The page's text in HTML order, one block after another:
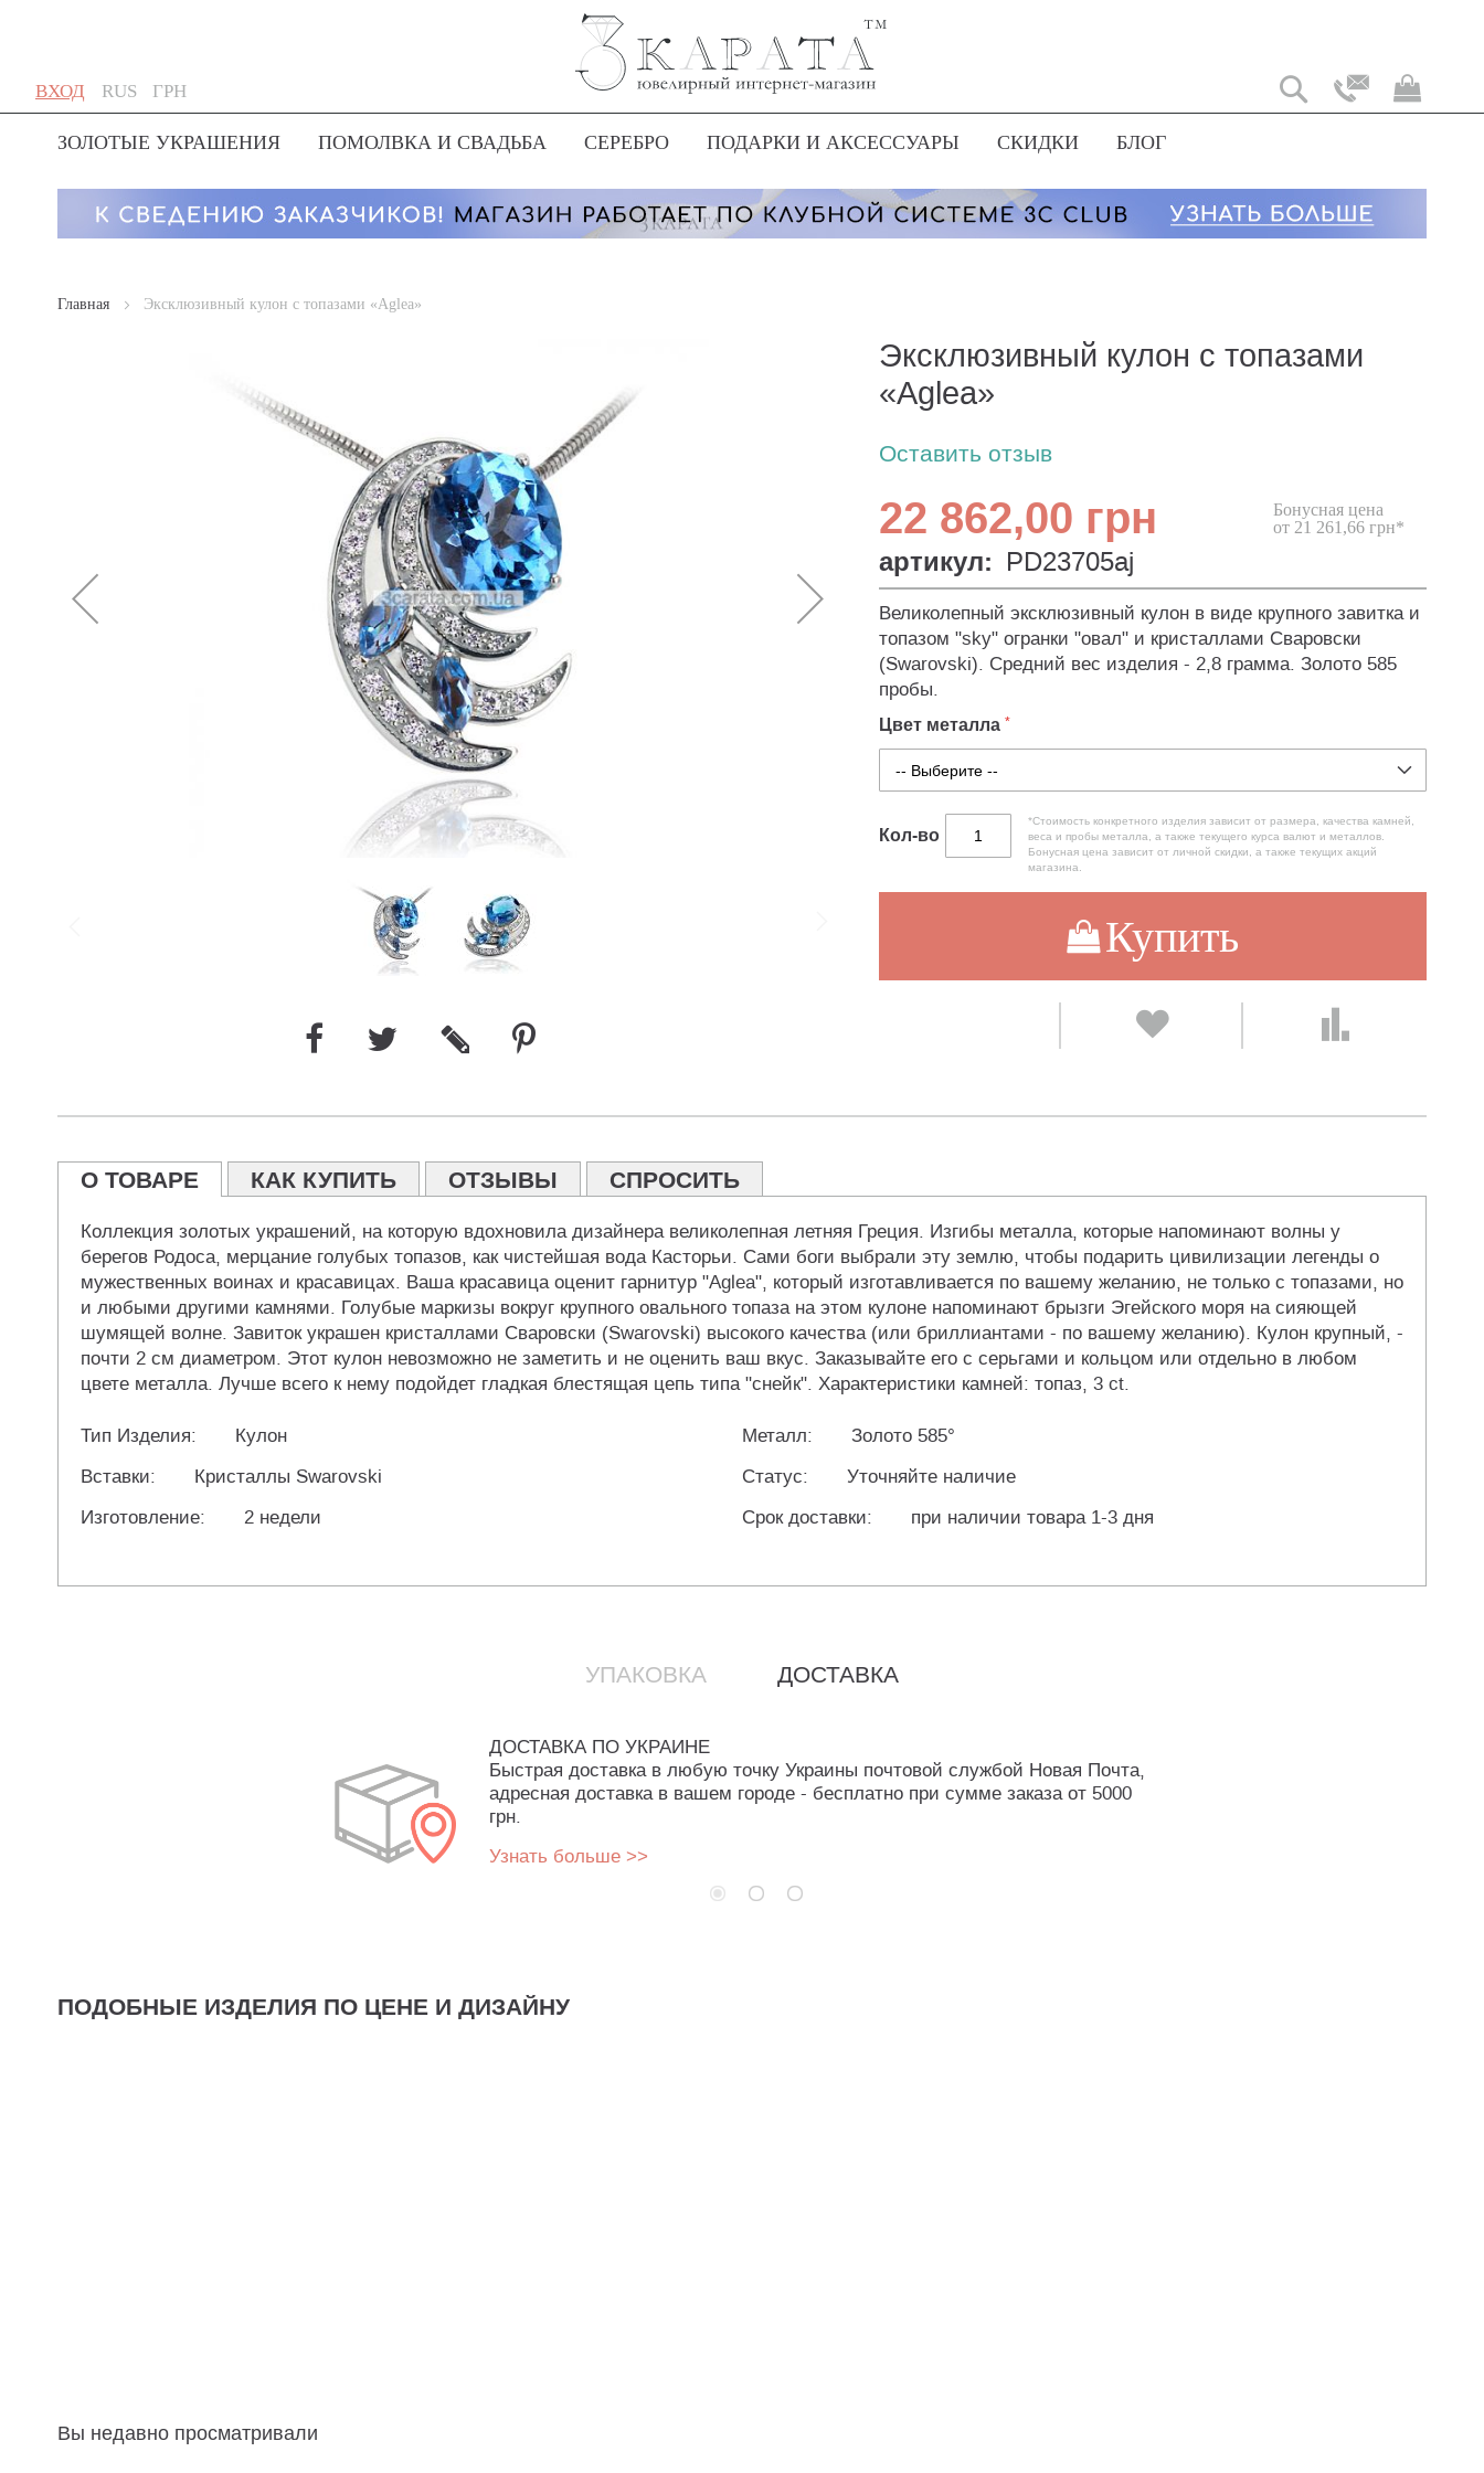
ВХОД
Skip
to
Content
Язык
RUS
Моя
Валюта
ГРН
ЗОЛОТЫЕ УКРАШЕНИЯ ПОМОЛВКА И СВАДЬБА СЕРЕБРО ПОДАРКИ И АКСЕССУАРЫ СКИДКИ БЛОГ
Главная Эксклюзивный кулон с топазами «Aglea»
Эксклюзивный кулон с топазами
«Aglea»
Оставить отзыв
22 862,00 грн
Бонусная цена
от 21 261,66 грн*
артикул: PD23705aj
Великолепный эксклюзивный кулон в виде крупного завитка и
топазом "sky" огранки "овал" и кристаллами Сваровски
(Swarovski). Средний вес изделия - 2,8 грамма. Золото 585
пробы.
Цвет металла
Кол-во
*Стоимость конкретного изделия зависит от размера, качества камней,
веса и пробы металла, а также текущего курса валют и металлов.
Бонусная цена зависит от личной скидки, а также текущих акций
магазина.
Купить
О ТОВАРЕ КАК КУПИТЬ ОТЗЫВЫ СПРОСИТЬ
Коллекция золотых украшений, на которую вдохновила дизайнера великолепная летняя Греция. Изгибы металла, которые напоминают волны у
берегов Родоса, мерцание голубых топазов, как чистейшая вода Касторьи. Сами боги выбрали эту землю, чтобы подарить цивилизации легенды о
мужественных воинах и красавицах. Ваша красавица оценит гарнитур "Aglea", который изготавливается по вашему желанию, не только с топазами, но
и любыми другими камнями. Голубые маркизы вокруг крупного овального топаза на этом кулоне напоминают брызги Эгейского моря на сияющей
шумящей волне. Завиток украшен кристаллами Сваровски (Swarovski) высокого качества (или бриллиантами - по вашему желанию). Кулон крупный, -
почти 2 см диаметром. Этот кулон невозможно не заметить и не оценить ваш вкус. Заказывайте его с серьгами и кольцом или отдельно в любом
цвете металла. Лучше всего к нему подойдет гладкая блестящая цепь типа "снейк". Характеристики камней: топаз, 3 ct.
Тип Изделия: Кулон Металл:
Золото 585°
Вставки:
Кристаллы Swarovski Статус:
Уточняйте наличие
Изготовление:
2 недели Срок доставки: при наличии товара 1-3 дня
УПАКОВКА ДОСТАВКА
ДОСТАВКА ПО УКРАИНЕ
Быстрая доставка в любую точку Украины почтовой службой Новая Почта,
адресная доставка в вашем городе - бесплатно при сумме заказа от 5000
грн.
Узнать больше >>
ПОДОБНЫЕ ИЗДЕЛИЯ ПО ЦЕНЕ И ДИЗАЙНУ
Вы недавно просматривали